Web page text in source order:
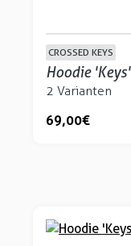
CROSSED KEYS
Hoodie 'Keys'
2 Varianten
69,00 €